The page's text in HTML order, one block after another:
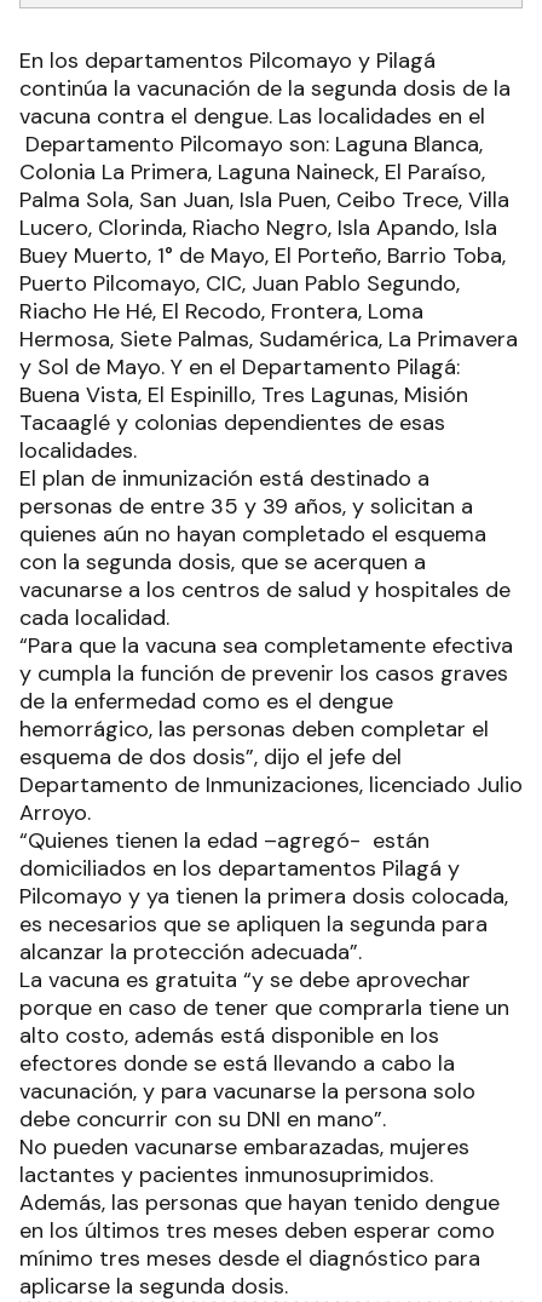
En los departamentos Pilcomayo y Pilagá
continúa la vacunación de la segunda dosis de la
vacuna contra el dengue. Las localidades en el
Departamento Pilcomayo son: Laguna Blanca,
Colonia La Primera, Laguna Naineck, El Paraíso,
Palma Sola, San Juan, Isla Puen, Ceibo Trece, Villa
Lucero, Clorinda, Riacho Negro, Isla Apando, Isla
Buey Muerto, 1° de Mayo, El Porteño, Barrio Toba,
Puerto Pilcomayo, CIC, Juan Pablo Segundo,
Riacho He Hé, El Recodo, Frontera, Loma
Hermosa, Siete Palmas, Sudamérica, La Primavera
y Sol de Mayo. Y en el Departamento Pilagá:
Buena Vista, El Espinillo, Tres Lagunas, Misión
Tacaaglé y colonias dependientes de esas
localidades.
El plan de inmunización está destinado a
personas de entre 35 y 39 años, y solicitan a
quienes aún no hayan completado el esquema
con la segunda dosis, que se acerquen a
vacunarse a los centros de salud y hospitales de
cada localidad.
“Para que la vacuna sea completamente efectiva
y cumpla la función de prevenir los casos graves
de la enfermedad como es el dengue
hemorrágico, las personas deben completar el
esquema de dos dosis”, dijo el jefe del
Departamento de Inmunizaciones, licenciado Julio
Arroyo.
“Quienes tienen la edad –agregó- están
domiciliados en los departamentos Pilagá y
Pilcomayo y ya tienen la primera dosis colocada,
es necesarios que se apliquen la segunda para
alcanzar la protección adecuada”.
La vacuna es gratuita “y se debe aprovechar
porque en caso de tener que comprarla tiene un
alto costo, además está disponible en los
efectores donde se está llevando a cabo la
vacunación, y para vacunarse la persona solo
debe concurrir con su DNI en mano”.
No pueden vacunarse embarazadas, mujeres
lactantes y pacientes inmunosuprimidos.
Además, las personas que hayan tenido dengue
en los últimos tres meses deben esperar como
mínimo tres meses desde el diagnóstico para
aplicarse la segunda dosis.